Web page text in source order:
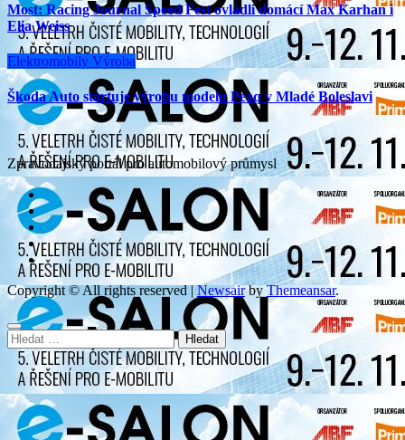
Most: Racing Journal Speed Fest ovládli domácí Max Karhan i
Elia Weiss
Elektromobily Výroba
Škoda Auto startuje výrobu modelu Peaq v Mladé Boleslavi
Zpravodajský portál pro automobilový průmysl
Copyright © All rights reserved|NewsairbyThemeansar.
Vyhledávání